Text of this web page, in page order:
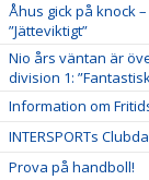
Åhus gick på knock
”Jätteviktigt”
Nio års väntan är
division 1:
Information om
INTERSPORTs
Prova på handboll!